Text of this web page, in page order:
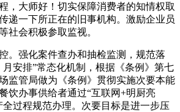
，大师好！切实保障消费者的知情权取
递一下所正在的旧事机构。激励企业员
社会积极参取监视。
强化案件查办和抽检监测，规范落
月安排”常态化机制，根据《条例》第七
监管局做为《条例》贯彻实施次要本能
饮办事供给者通过“互联网+明厨亮
过程规范办理。次要目标是进一步压